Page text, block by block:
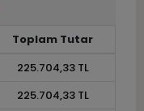
Toplam Tutar
225.704,33 TL
225.704,33 TL